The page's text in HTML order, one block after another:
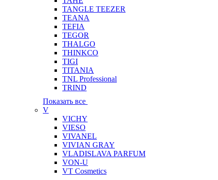
TANGLE TEEZER
TEANA
TEFIA
TEGOR
THALGO
THINKCO
TIGI
TITANIA
TNL Professional
TRIND
Показать все
V
VICHY
VIESO
VIVANEL
VIVIAN GRAY
VLADISLAVA PARFUM
VON-U
VT Cosmetics